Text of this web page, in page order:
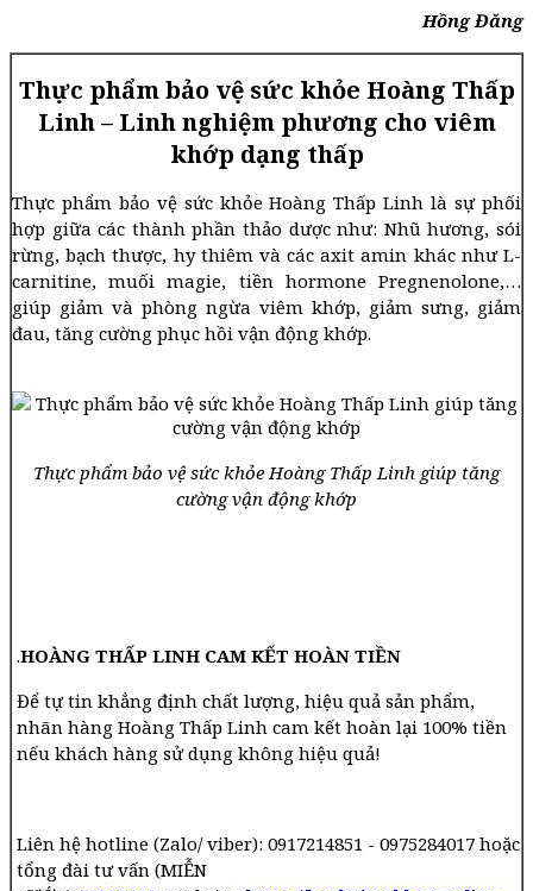
Hồng Đăng
Thực phẩm bảo vệ sức khỏe Hoàng Thấp
Linh – Linh nghiệm phương cho viêm
khớp dạng thấp
Thực phẩm bảo vệ sức khỏe Hoàng Thấp Linh là sự phối
hợp giữa các thành phần thảo dược như: Nhũ hương, sói
rừng, bạch thược, hy thiêm và các axit amin khác như L-
carnitine, muối magie, tiền hormone Pregnenolone,…
giúp giảm và phòng ngừa viêm khớp, giảm sưng, giảm
đau, tăng cường phục hồi vận động khớp.
Thực phẩm bảo vệ sức khỏe Hoàng Thấp Linh giúp tăng
cường vận động khớp
.HOÀNG THẤP LINH CAM KẾT HOÀN TIỀN
Để tự tin khẳng định chất lượng, hiệu quả sản phẩm,
nhãn hàng Hoàng Thấp Linh cam kết hoàn lại 100% tiền
nếu khách hàng sử dụng không hiệu quả!
Liên hệ hotline (Zalo/ viber): 0917214851 - 0975284017 hoặc
tổng đài tư vấn (MIỄN